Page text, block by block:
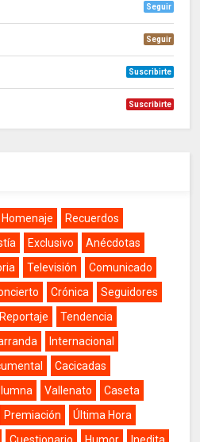
Seguir
Seguir
Suscribirte
Suscribirte
Homenaje
Recuerdos
Exclusivo
Anécdotas
Televisión
Comunicado
Crónica
Seguidores
Reportaje
Tendencia
Internacional
Cacicadas
Vallenato
Caseta
Premiación
Última Hora